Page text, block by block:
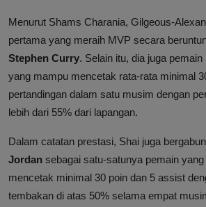
Menurut Shams Charania, Gilgeous-
pertama yang meraih MVP secara
Stephen Curry. Selain itu, dia juga
yang mampu mencetak rata-rata minimal
pertandingan dalam satu musim dengan
lebih dari 55% dari lapangan.
Dalam catatan prestasi, Shai juga
Jordan sebagai satu-satunya pemain
mencetak minimal 30 poin dan 5 assist
tembakan di atas 50% selama empat